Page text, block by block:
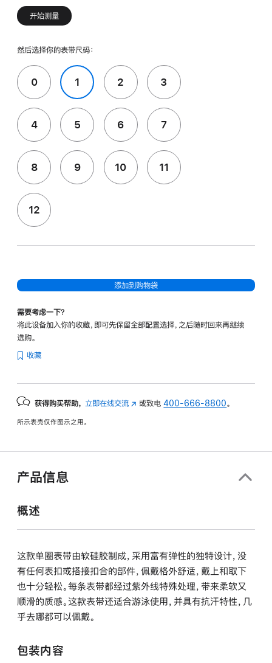
开始测量
然后选择你的表带尺码：
0 1 2 3
4 5 6 7
8 9 10 11
12
添加到购物袋
需要考虑一下？
将此设备加入你的收藏，即可先保留全部配置选择，之后随时回来再继续
选购。
收藏
获得购买帮助， 立即在线交流 (在
中
或致电400-666-8800 。
所示表壳仅作图示之用。
产品信息
概述
这款单圈表带由软硅胶制成，采用富有弹性的独特设计，没
有任何表扣或搭接扣合的部件，佩戴格外舒适，戴上和取下
也十分轻松。每条表带都经过紫外线特殊处理，带来柔软又
顺滑的质感。这款表带还适合游泳使用，并具有抗汗特性，几
乎去哪都可以佩戴。
包装内容